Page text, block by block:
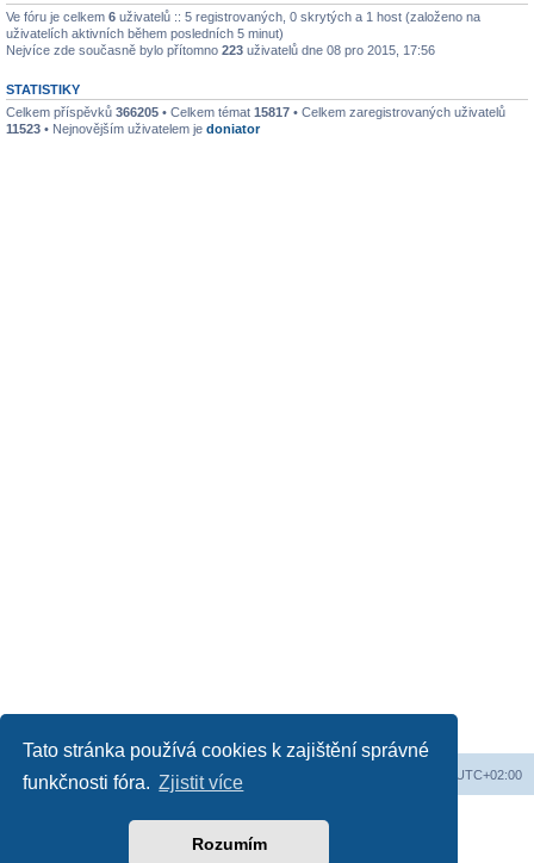
Tato stránka používá cookies k zajištění správné
funkčnosti fóra. Zjistit více
Rozumím
Ve fóru je celkem 6 uživatelů :: 5 registrovaných, 0 skrytých a 1 host (založeno na
uživatelích aktivních během posledních 5 minut)
Nejvíce zde současně bylo přítomno 223 uživatelů dne 08 pro 2015, 17:56
STATISTIKY
Celkem příspěvků 366205 • Celkem témat 15817 • Celkem zaregistrovaných uživatelů
11523 • Nejnovějším uživatelem je doniator
Web Obsah fóra UTC+02:00
Český překlad –